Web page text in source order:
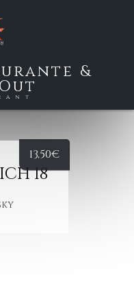
&
18
13,50€